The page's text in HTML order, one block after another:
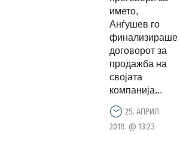
Анѓушев
ја
продаде
ЕДС на
грчкото
името,
Анѓушев го
финализираше
договорот за
продажба на
својата
компанија...
25. АПРИЛ
2018. @ 13:23